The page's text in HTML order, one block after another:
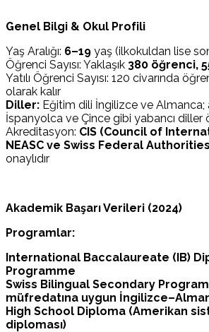
Genel Bilgi & Okul Profili
Yaş Aralığı: 6–19 yaş (ilkokuldan lise
Öğrenci Sayısı: Yaklaşık 380 öğrenci,
Yatılı Öğrenci Sayısı: 120 civarında
olarak kalır
Diller: Eğitim dili İngilizce ve Almanca;
İspanyolca ve Çince gibi yabancı diller
Akreditasyon: CIS (Council of
NEASC ve Swiss Federal Authorities
onaylıdır
Akademik Başarı Verileri (2024)
Programlar:
International Baccalaureate (IB)
Programme
Swiss Bilingual Secondary
müfredatına uygun
High School Diploma (Amerikan
diploması)